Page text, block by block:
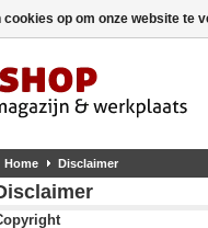
Home Disclaimer
cookies op om onze website te